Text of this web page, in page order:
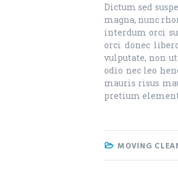
Dictum sed
magna, nunc
interdum orci
orci donec
vulputate, non
odio nec leo
mauris risus
pretium
MOVING